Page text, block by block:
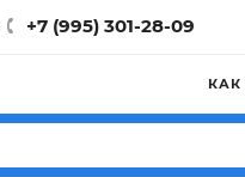
+7 (995) 301-28-09
КАК